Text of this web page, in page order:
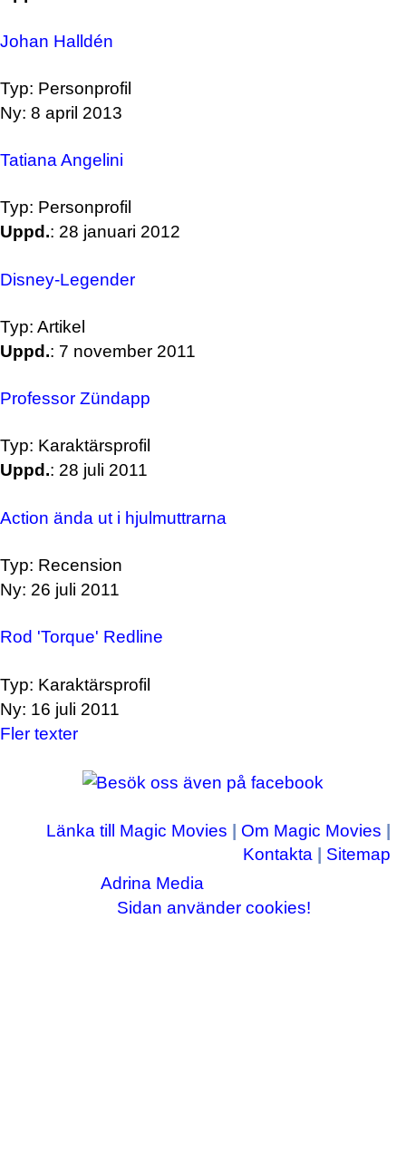
Johan Halldén
Typ: Personprofil
Ny: 8 april 2013
Tatiana Angelini
Typ: Personprofil
Uppd.: 28 januari 2012
Disney-Legender
Typ: Artikel
Uppd.: 7 november 2011
Professor Zündapp
Typ: Karaktärsprofil
Uppd.: 28 juli 2011
Action ända ut i hjulmuttrarna
Typ: Recension
Ny: 26 juli 2011
Rod 'Torque' Redline
Typ: Karaktärsprofil
Ny: 16 juli 2011
Fler texter
Länka till Magic Movies Om Magic Movies
Kontakta
Sitemap
Copyright © 2003-2026Adrina Media
Sidan använder cookies!